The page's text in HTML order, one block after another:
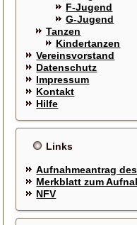
F-Jugend
G-Jugend
Tanzen
Kindertanzen
Vereinsvorstand
Datenschutz
Impressum
Kontakt
Hilfe
Links
Aufnahmeantrag
Merkblatt zum
NFV